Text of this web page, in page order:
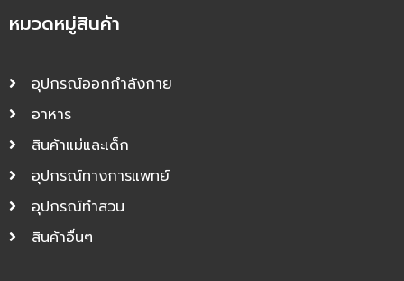
หมวดหมู่สินค้า
อุปกรณ์ออกกำลังกาย
อาหาร
สินค้าแม่และเด็ก
อุปกรณ์ทางการแพทย์
อุปกรณ์ทำสวน
สินค้าอื่นๆ